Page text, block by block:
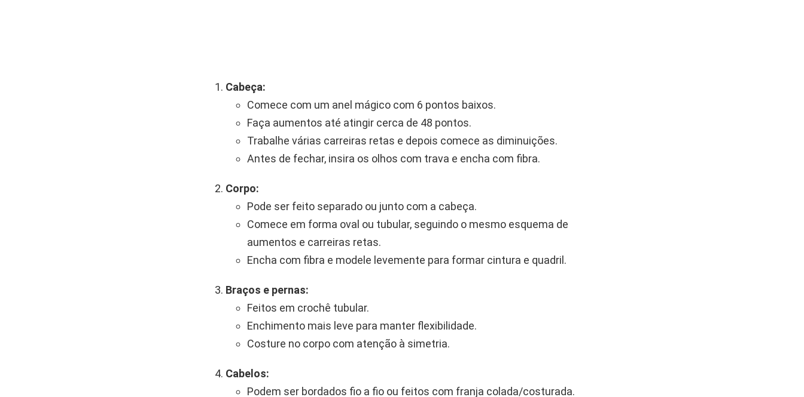
Cabeça:
Comece com um anel mágico com 6 pontos baixos.
Faça aumentos até atingir cerca de 48 pontos.
Trabalhe várias carreiras retas e depois comece as diminuições.
Antes de fechar, insira os olhos com trava e encha com fibra.
Corpo:
Pode ser feito separado ou junto com a cabeça.
Comece em forma oval ou tubular, seguindo o mesmo esquema de
aumentos e carreiras retas.
Encha com fibra e modele levemente para formar cintura e quadril.
Braços e pernas:
Feitos em crochê tubular.
Enchimento mais leve para manter flexibilidade.
Costure no corpo com atenção à simetria.
Cabelos:
Podem ser bordados fio a fio ou feitos com franja colada/costurada.